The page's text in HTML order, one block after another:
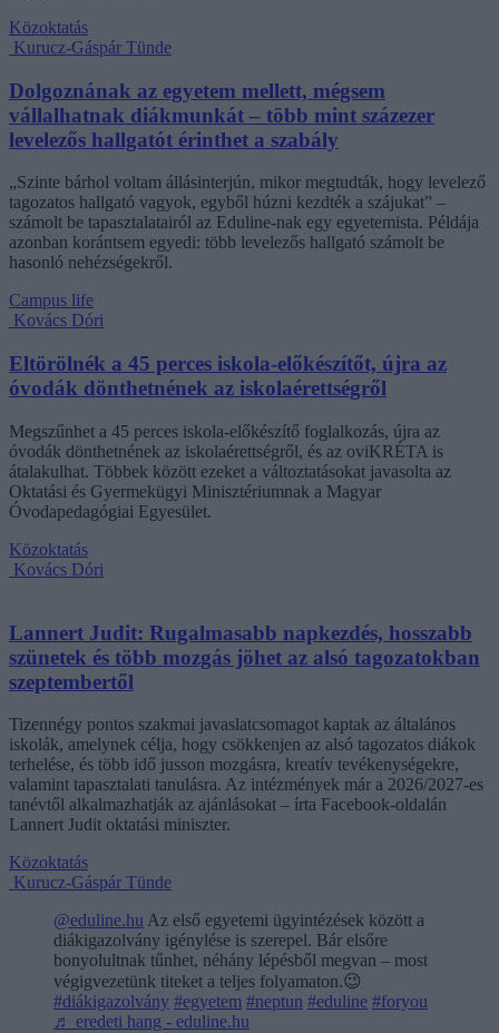
Közoktatás
Kurucz-Gáspár Tünde
Dolgoznának az egyetem mellett, mégsem
vállalhatnak diákmunkát – több mint százezer
levelezős hallgatót érinthet a szabály
„Szinte bárhol voltam állásinterjún, mikor megtudták, hogy levelező
tagozatos hallgató vagyok, egyből húzni kezdték a szájukat” –
számolt be tapasztalatairól az Eduline-nak egy egyetemista. Példája
azonban korántsem egyedi: több levelezős hallgató számolt be
hasonló nehézségekről.
Campus life
Kovács Dóri
Eltörölnék a 45 perces iskola-előkészítőt, újra az
óvodák dönthetnének az iskolaérettségről
Megszűnhet a 45 perces iskola-előkészítő foglalkozás, újra az
óvodák dönthetnének az iskolaérettségről, és az oviKRÉTA is
átalakulhat. Többek között ezeket a változtatásokat javasolta az
Oktatási és Gyermekügyi Minisztériumnak a Magyar
Óvodapedagógiai Egyesület.
Közoktatás
Kovács Dóri
Lannert Judit: Rugalmasabb napkezdés, hosszabb
szünetek és több mozgás jöhet az alsó tagozatokban
szeptembertől
Tizennégy pontos szakmai javaslatcsomagot kaptak az általános
iskolák, amelynek célja, hogy csökkenjen az alsó tagozatos diákok
terhelése, és több idő jusson mozgásra, kreatív tevékenységekre,
valamint tapasztalati tanulásra. Az intézmények már a 2026/2027-es
tanévtől alkalmazhatják az ajánlásokat – írta Facebook-oldalán
Lannert Judit oktatási miniszter.
Közoktatás
Kurucz-Gáspár Tünde
@eduline.hu Az első egyetemi ügyintézések között a
diákigazolvány igénylése is szerepel. Bár elsőre
bonyolultnak tűnhet, néhány lépésből megvan – most
végigvezetünk titeket a teljes folyamaton.😉
#diákigazolvány #egyetem #neptun #eduline #foryou
♬ eredeti hang - eduline.hu